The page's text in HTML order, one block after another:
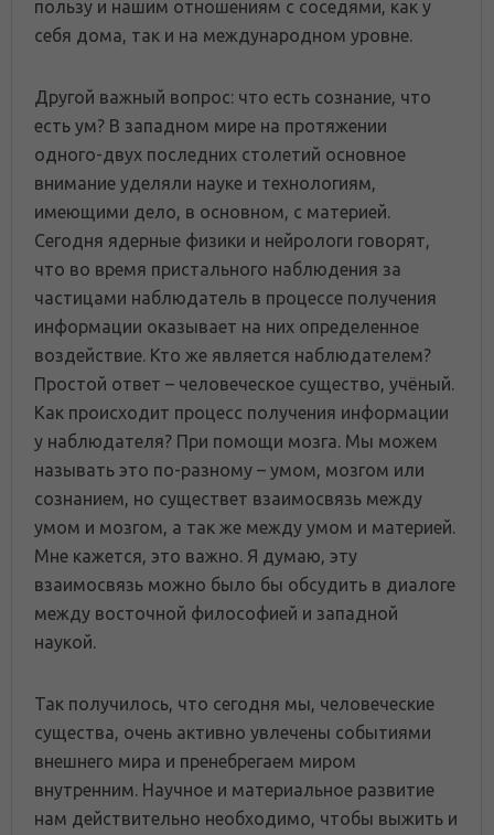
пользу и нашим отношениям с соседями, как у
себя дома, так и на международном уровне.
Другой важный вопрос: что есть сознание, что
есть ум? В западном мире на протяжении
одного-двух последних столетий основное
внимание уделяли науке и технологиям,
имеющими дело, в основном, с материей.
Сегодня ядерные физики и нейрологи говорят,
что во время пристального наблюдения за
частицами наблюдатель в процессе получения
информации оказывает на них определенное
воздействие. Кто же является наблюдателем?
Простой ответ – человеческое существо, учёный.
Как происходит процесс получения информации
у наблюдателя? При помощи мозга. Мы можем
называть это по-разному – умом, мозгом или
сознанием, но существет взаимосвязь между
умом и мозгом, а так же между умом и материей.
Мне кажется, это важно. Я думаю, эту
взаимосвязь можно было бы обсудить в диалоге
между восточной философией и западной
наукой.
Так получилось, что сегодня мы, человеческие
существа, очень активно увлечены событиями
внешнего мира и пренебрегаем миром
внутренним. Научное и материальное развитие
нам действительно необходимо, чтобы выжить и